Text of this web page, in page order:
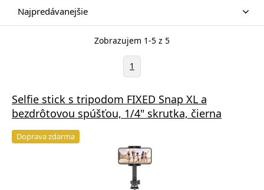
Najpredávanejšie
Zobrazujem 1-5 z 5
1
Selfie stick s tripodom FIXED Snap XL a
bezdrôtovou spúšťou, 1/4" skrutka, čierna
Doprava zdarma